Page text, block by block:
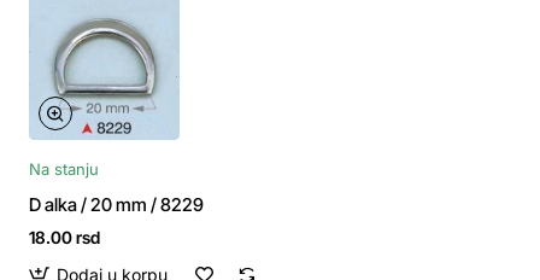
Na stanju
D alka / 20 mm / 8229
18.00 rsd
Dodaj u korpu